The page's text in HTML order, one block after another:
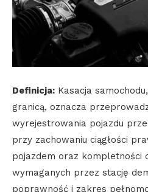
Definicja: Kasacja
granicą, oznacza
wyrejestrowania pojazdu
przy zachowaniu ciągłości
pojazdem oraz kompletności
wymaganych przez stację
poprawność i zakres